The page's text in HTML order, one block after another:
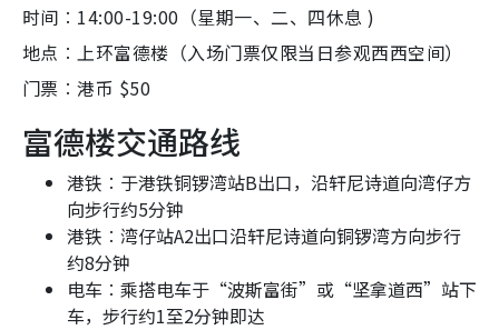
时间︰14:00-19:00（星期一、二、四休息 )
地点︰上环富德楼（入场门票仅限当日参观西西空间）
门票︰港币 $50
富德楼交通路线
港铁︰于港铁铜锣湾站B出口，沿轩尼诗道向湾仔方
向步行约5分钟
港铁︰湾仔站A2出口沿轩尼诗道向铜锣湾方向步行
约8分钟
电车︰乘搭电车于“波斯富街”或“坚拿道西”站下
车，步行约1至2分钟即达